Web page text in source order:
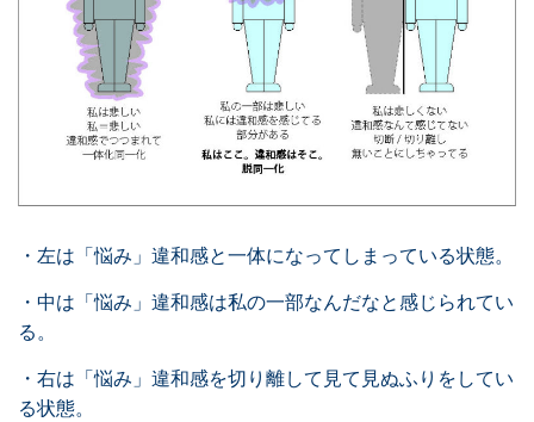
・左は「悩み」違和感と一体になってしまっている状態。
・中は「悩み」違和感は私の一部なんだなと感じられてい
る。
・右は「悩み」違和感を切り離して見て見ぬふりをしてい
る状態。